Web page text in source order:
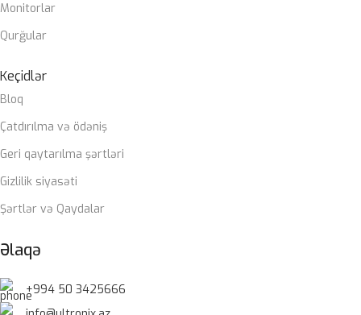
Monitorlar
Qurğular
Keçidlər
Bloq
Çatdırılma və ödəniş
Geri qaytarılma şərtləri
Gizlilik siyasəti
Şərtlər və Qaydalar
Əlaqə
+994 50 3425666